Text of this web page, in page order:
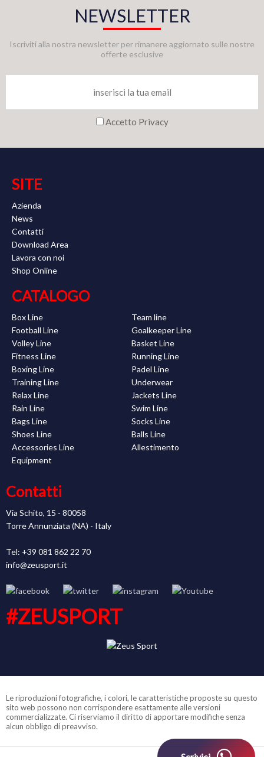
NEWSLETTER
Iscriviti alla nostra newsletter per rimanere aggiornato sulle nostre
offerte esclusive
Accetto Privacy
SITE
Azienda
News
Contatti
Download Area
Lavora con noi
Shop Online
CATALOGO
Box Line
Team line
Football Line
Goalkeeper Line
Volley Line
Basket Line
Fitness Line
Running Line
Boxing Line
Padel Line
Training Line
Underwear
Relax Line
Jackets Line
Rain Line
Swim Line
Bags Line
Socks Line
Shoes Line
Balls Line
Accessories Line
Allestimento
Equipment
Contatti
Via Schito, 15 - 80058
Torre Annunziata (NA) - Italy
Tel: +39 081 862 22 70
info@zeusport.it
#ZEUSPORT
Le riproduzioni fotografiche, i colori, le caratteristiche proposte su questo
sito web possono non corrispondere esattamente alle versioni
commercializzate. Ci riserviamo il diritto di apportare modifiche senza
alcun obbligo di preavviso.